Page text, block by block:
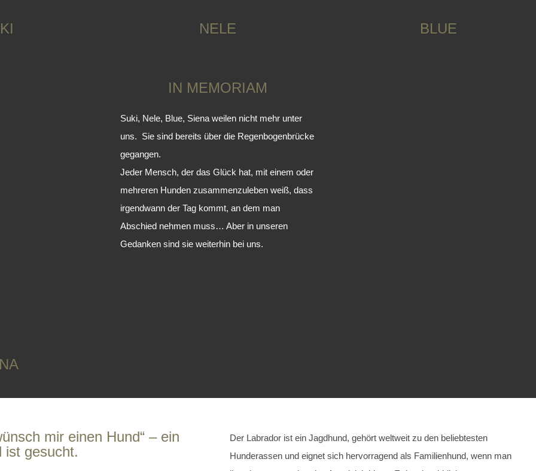
NELE BLUE
IN MEMORIAM
Suki, Nele, Blue, Siena weilen nicht mehr unter
uns. Sie sind bereits über die Regenbogenbrücke
gegangen.
Jeder Mensch, der das Glück hat, mit einem oder
mehreren Hunden zusammenzuleben weiß, dass
irgendwann der Tag kommt, an dem man
Abschied nehmen muss… Aber in unseren
Gedanken sind sie weiterhin bei uns.
mir einen Hund“ – ein
ist gesucht.
Der Labrador ist ein Jagdhund, gehört weltweit zu den beliebtesten
Hunderassen und eignet sich hervorragend als Familienhund, wenn man